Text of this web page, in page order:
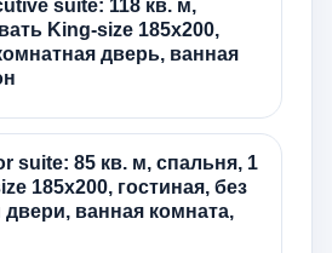
suite: 118 кв. м,
King-size 185х200,
дверь, ванная
suite: 85 кв. м, спальня, 1
185х200, гостиная, без
ванная комната,